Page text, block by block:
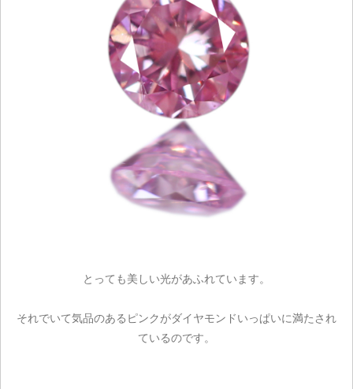
とっても美しい光があふれています。
それでいて気品のあるピンクがダイヤモンドいっぱいに満たされ
ているのです。